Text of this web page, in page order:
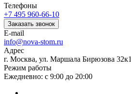
Телефоны
+7 495 960-66-10
Заказать звонок
E-mail
info@nova-stom.ru
Адрес
г. Москва, ул. Маршала Бирюзова 32к1
Режим работы
Ежедневно: с 9:00 до 20:00